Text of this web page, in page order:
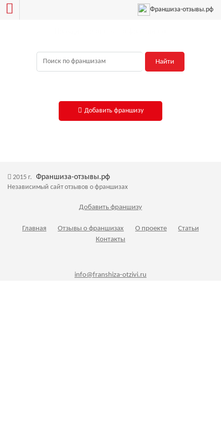
Франшиза-отзывы.рф
Найти
Добавить франшизу
2015 г. Франшиза-отзывы.рф
Независимый сайт отзывов о франшизах
Добавить франшизу
Главная Отзывы о франшизах О проекте
Статьи
Контакты
info@franshiza-otzivi.ru